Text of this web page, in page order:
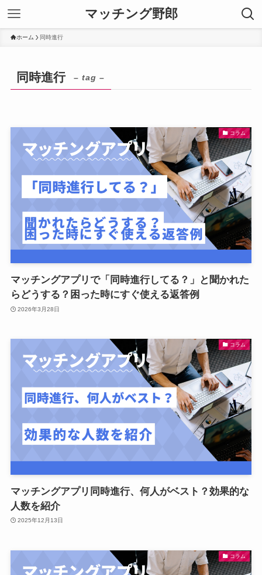
マッチング野郎
ホーム 同時進行
同時進行 – tag –
コラム
マッチングアプリで「同時進行してる？」と聞かれた
らどうする？困った時にすぐ使える返答例
2026年3月28日
コラム
マッチングアプリ同時進行、何人がベスト？効果的な
人数を紹介
2025年12月13日
コラム